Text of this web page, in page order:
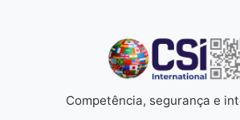
Competência, segurança e